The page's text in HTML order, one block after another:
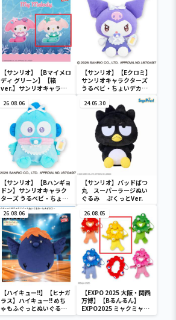
【サンリオ】【Bマイメロ
ディ グリーン】【箱
ver.】サンリオキャラク
SOFVIMATES～マイメロ
ディ マーメイドver. ～
【サンリオ】【Eクロミ】
サンリオキャラクターズ
うるベビ・ちょいデカド
26.08.06
【サンリオ】【Bハンギョ
ドン】サンリオキャラク
ターズ うるベビ・ちょい
デカドール
24.05.30
【サンリオ】バッドばつ
丸 スーパーラージぬい
ぐるみ ぷくっとVer.
26.08.06
【ハイキュー!!】【ヒナガ
ラス】ハイキュー!! めち
ゃもふぐっとぬいぐるみ
～ヒナガラス～
26.08.05
【EXPO 2025 大阪・関西
万博】【Bるんるん】
EXPO2025 ミャクミャク
カラフルゴム紐付きぬい